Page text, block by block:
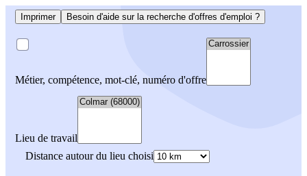
Imprimer Besoin d'aide sur la recherche d'offres d'emploi ?
Métier, compétence, mot-clé, numéro d'offre
Lieu de travail
Distance autour du lieu choisi